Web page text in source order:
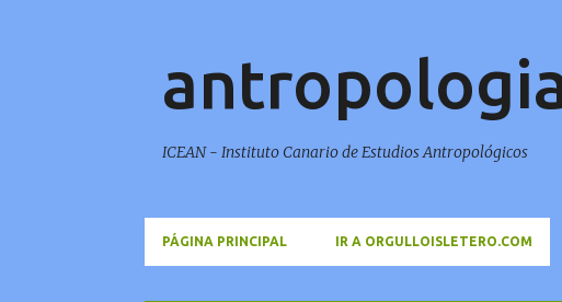
ICEAN - Instituto Canario de Estudios Antropológicos
PÁGINA PRINCIPAL IR A ORGULLOISLETERO.COM